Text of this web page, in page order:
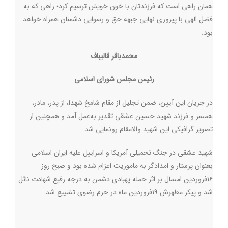
همان راهی است که فرزندتان با خون خویش ترسیم کرد؛ راهی که به
فضل الهی با پیروزی نهایی جبهه حق و رسوایی دشمنان همراه خواهد
بود.
محمدباقر قالیباف
رئیس مجلس شورای اسلامی
در جریان این آیین، ضمن تجلیل از مقام شامخ شهدا، از پدر، مادر،
همسر و فرزند شهید حسین عشقی تقدیر به‌عمل آمد و همچنین از
تصویر گرافیکی این شهید والامقام رونمایی شد.
شهید عشقی در جنگ تحمیلی آمریکا و اسراییل علیه ایران اسلامی
بعنوان پرستار و امدادگر به ماموریت اعزام شده بود و صبح روز
۱۶فروردین امسال بر اثر حمله پهبادی دشمن به درجه رفیع شهادت نائل
شد و پیکر مطهرش ۱۹فروردین ماه در حرم رضوی تشییع شد.